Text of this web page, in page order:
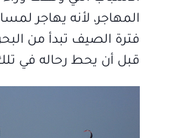
المهاجر، لأنه يهاجر
فترة الصيف تبدأ من
قبل أن يحط رحاله في